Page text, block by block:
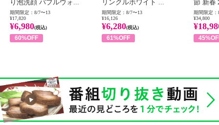
り泡洗顔 バブルウォ...
期間限定：8/7〜13
¥17,820
¥6,980(税込)
60%OFF
リンクルホワイト ...
期間限定：8/7〜13
¥16,126
¥6,280(税込)
61%OFF
節 新春
期間限定：
¥34,800